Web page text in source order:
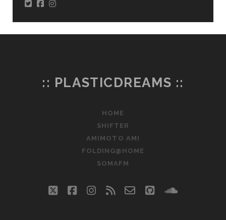
:: PLASTICDREAMS ::
HOME
SHIFTER
AMIMOTO AMI
FOLDING@HOME
SOMAFM
twitterfacebookinstagram
rss email-github